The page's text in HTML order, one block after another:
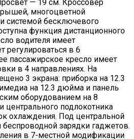
— 19 см. Кроссовер
многоцветной
системой бесключевого
функция дистанционного
водителя имеет
регулироваться в 6
пассажирское кресло имеет
в 4 направлениях. На
3 экрана: приборка на 12.3
на 12.3 дюйма и панель
оборудованием на 8
подлокотника
охлаждения. Под центральной
зарядки гаджетов.
в 7-местной модификации